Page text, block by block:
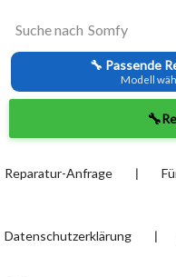
Suche nach Somfy
🔧 Passende
Modell
🔧
Reparatur-Anfrage ❘
Datenschutzerklärung ❘